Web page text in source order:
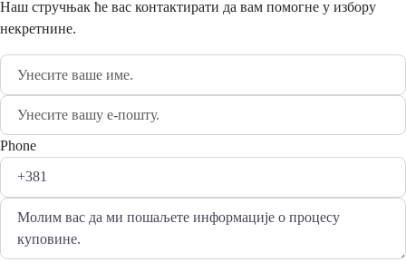
Наш стручњак ће вас контактирати да вам помогне у избору
некретнине.
Phone